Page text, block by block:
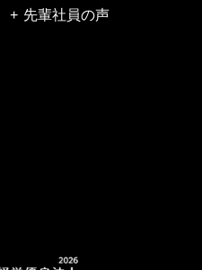
先輩社員の声